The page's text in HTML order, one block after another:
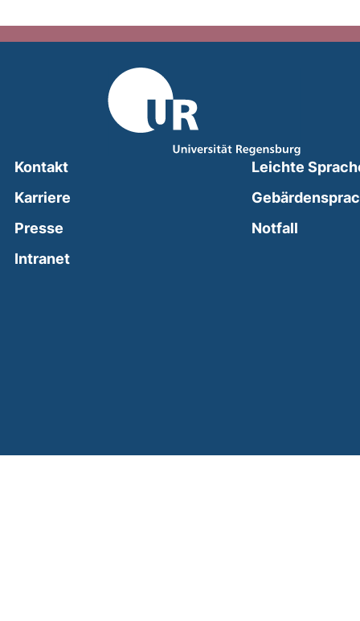
Kontakt
Karriere
Presse
Intranet(external link, opens in a new window)
Leichte
Notfall